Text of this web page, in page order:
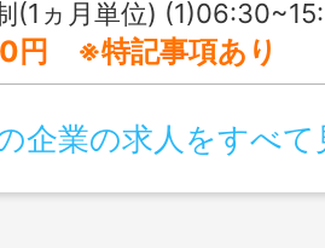
(2)08:30~17:30 (3)09:30~18:30
円 ※特記事項あり
企業の求人をすべて